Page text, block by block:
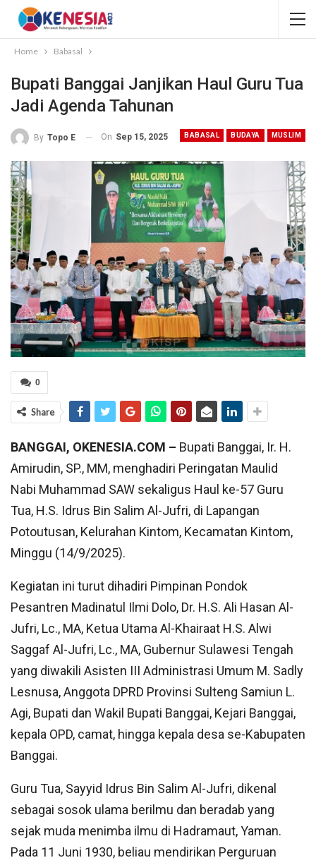
Home Babasal
Bupati Banggai Janjikan Haul Guru Tua
Jadi Agenda Tahunan
BABASAL BUDAYA MUSLIM
By Topo E On Sep 15, 2025
0
Share
BANGGAI, OKENESIA.COM – Bupati Banggai, Ir. H.
Amirudin, SP., MM, menghadiri Peringatan Maulid
Nabi Muhammad SAW sekaligus Haul ke-57 Guru
Tua, H.S. Idrus Bin Salim Al-Jufri, di Lapangan
Potoutusan, Kelurahan Kintom, Kecamatan Kintom,
Minggu (14/9/2025).
Kegiatan ini turut dihadiri Pimpinan Pondok
Pesantren Madinatul Ilmi Dolo, Dr. H.S. Ali Hasan Al-
Jufri, Lc., MA, Ketua Utama Al-Khairaat H.S. Alwi
Saggaf Al-Jufri, Lc., MA, Gubernur Sulawesi Tengah
yang diwakili Asisten III Administrasi Umum M. Sadly
Lesnusa, Anggota DPRD Provinsi Sulteng Samiun L.
Agi, Bupati dan Wakil Bupati Banggai, Kejari Banggai,
kepala OPD, camat, hingga kepala desa se-Kabupaten
Banggai.
Guru Tua, Sayyid Idrus Bin Salim Al-Jufri, dikenal
sebagai sosok ulama berilmu dan beradab yang
sejak muda menimba ilmu di Hadramaut, Yaman.
Pada 11 Juni 1930, beliau mendirikan Perguruan